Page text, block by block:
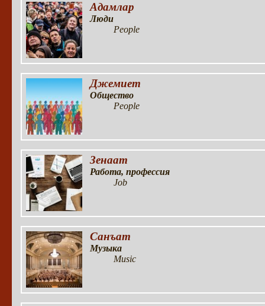
Адамлар
Люди
People
Джемиет
Общество
People
Зенаат
Работа, профессия
Job
Санъат
Музыка
Music